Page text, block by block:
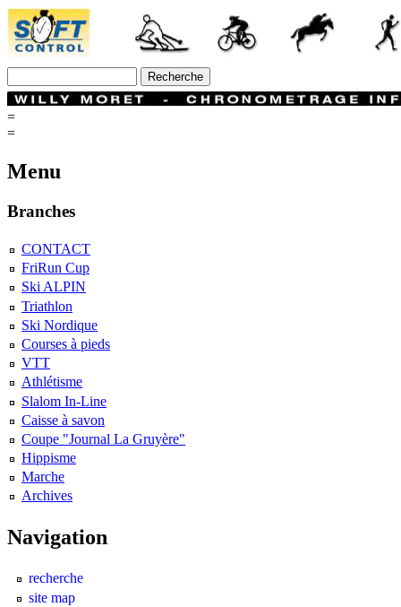
=
=
Menu
Branches
CONTACT
FriRun Cup
Ski ALPIN
Triathlon
Ski Nordique
Courses à pieds
VTT
Athlétisme
Slalom In-Line
Caisse à savon
Coupe "Journal La Gruyère"
Hippisme
Marche
Archives
Navigation
recherche
site map